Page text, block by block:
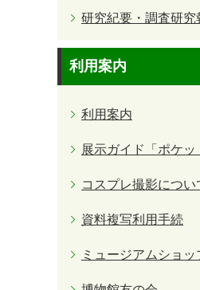
研究紀要・調査研究
利用案内
利用案内
展示ガイド「ポケッ
コスプレ撮影につい
資料複写利用手続
ミュージアムショッ